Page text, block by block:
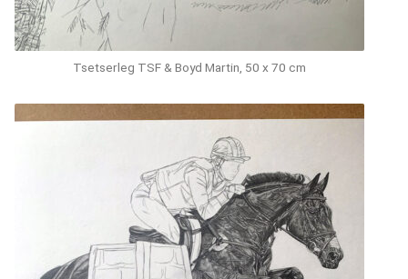
Tsetserleg TSF & Boyd Martin, 50 x 70 cm